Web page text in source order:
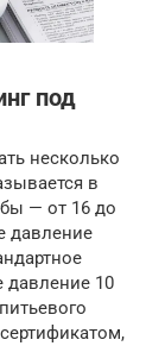
под
несколько
в
— от 16 до
давление
давление 10